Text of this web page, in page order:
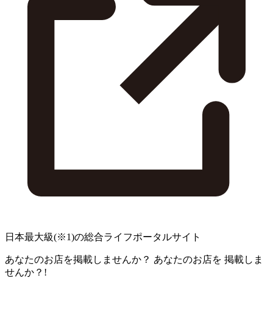
日本最大級(※1)の総合ライフポータルサイト
あなたのお店を掲載しませんか？ あなたのお店を 掲載しま
せんか？!